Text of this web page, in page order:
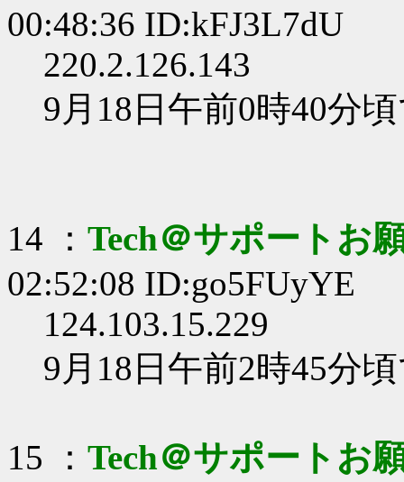
00:48:36 ID:kFJ3L7dU
220.2.126.143
9月18日午前0時40分
14 ： Tech＠サポートお
02:52:08 ID:go5FUyYE
124.103.15.229
9月18日午前2時45分
15 ： Tech＠サポートお